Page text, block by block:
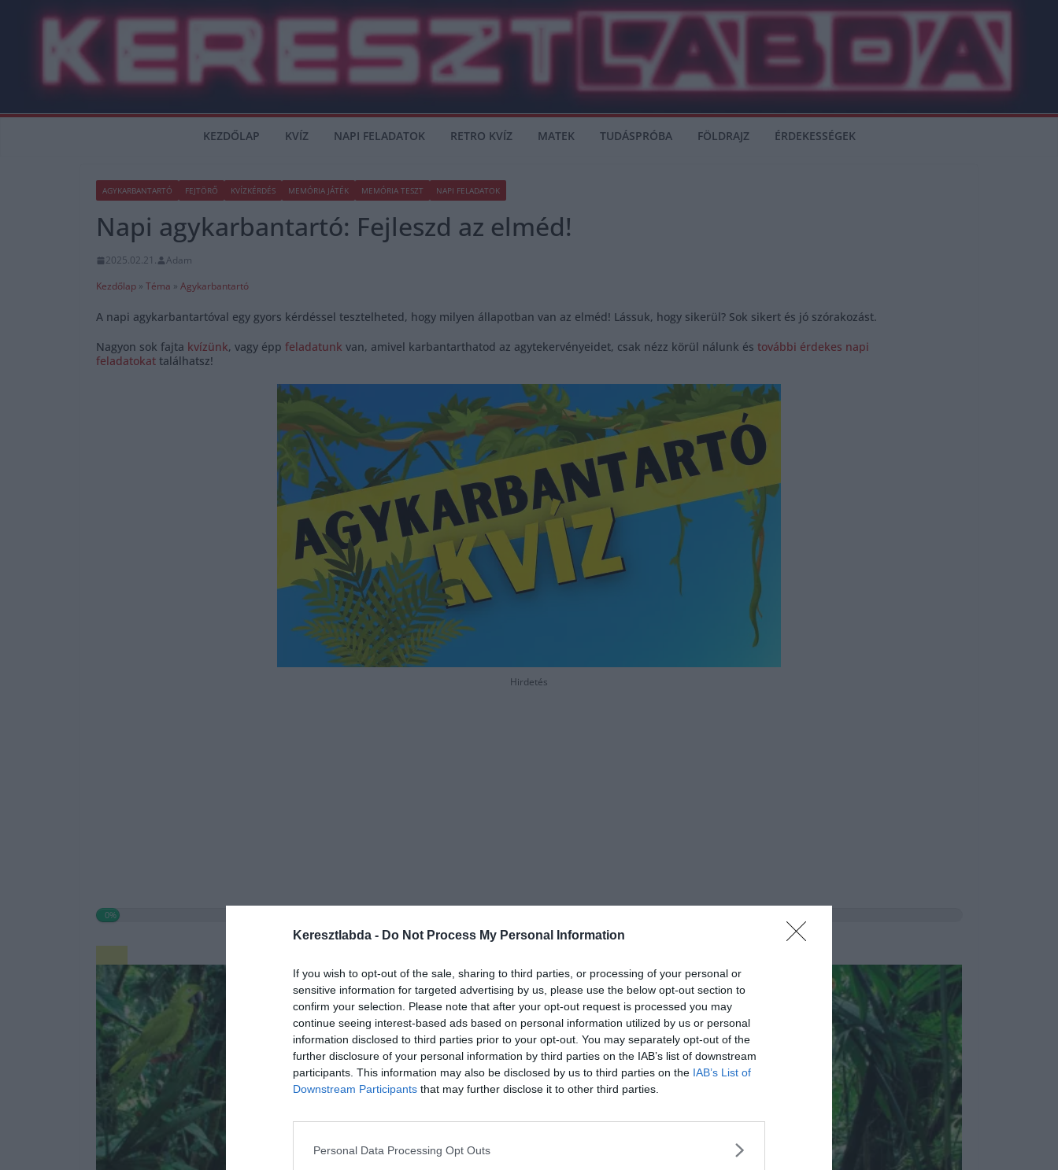
Keresztlabda - Do Not Process My Personal Information
If you wish to opt-out of the sale, sharing to third parties, or processing of your personal or
sensitive information for targeted advertising by us, please use the below opt-out section to
confirm your selection. Please note that after your opt-out request is processed you may
continue seeing interest-based ads based on personal information utilized by us or personal
information disclosed to third parties prior to your opt-out. You may separately opt-out of the
further disclosure of your personal information by third parties on the IAB’s list of downstream
participants. This information may also be disclosed by us to third parties on the IAB’s List of
Downstream Participants that may further disclose it to other third parties.
Personal Data Processing Opt Outs
KEZDŐLAP KVÍZ NAPI FELADATOK RETRO KVÍZ MATEK TUDÁSPRÓBA FÖLDRAJZ ÉRDEKESSÉGEK
AGYKARBANTARTÓ FEJTÖRŐ KVÍZKÉRDÉS MEMÓRIA JÁTÉK MEMÓRIA TESZT NAPI FELADATOK
Napi agykarbantartó: Fejleszd az elméd!
2025.02.21.
Adam
Kezdőlap » Téma » Agykarbantartó
A napi agykarbantartóval egy gyors kérdéssel tesztelheted, hogy milyen állapotban van az elméd! Lássuk, hogy sikerül? Sok sikert és jó szórakozást.
Nagyon sok fajta kvízünk, vagy épp feladatunk van, amivel karbantarthatod az agytekervényeidet, csak nézz körül nálunk és további érdekes napi
feladatokat találhatsz!
Hirdetés
0%